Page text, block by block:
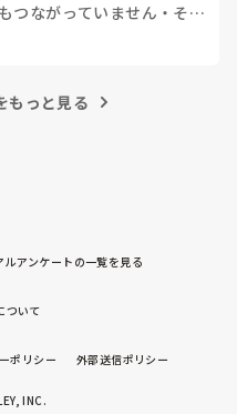
つながっていません ・ その
もっと見る
ルアンケートの一覧を見る
ついて
ポリシー 外部送信ポリシー
INC.